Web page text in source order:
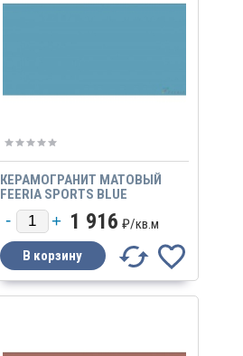
КЕРАМОГРАНИТ МАТОВЫЙ
FEERIA SPORTS BLUE
СПОРТИВЫЙ СИНИЙ
1 916 ₽/кв.м